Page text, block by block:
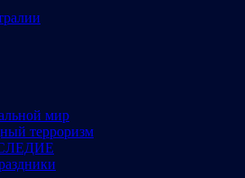
мир
терроризм